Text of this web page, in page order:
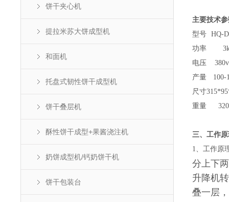
饼干夹心机
提拉米苏大饼成型机
和面机
托盘式韧性饼干成型机
饼干叠层机
酥性饼干成型+果酱浇注机
奶饼成型机/钙奶饼干机
饼干包装台
主要技术
型号 HQ-
功率
电压
产量
100-
尺寸
重量
三、工作
1、工作原
分上下
升降机
叠一层